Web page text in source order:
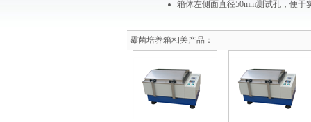
箱体左侧面直径50mm测试孔，便于
霉菌培养箱相关产品：